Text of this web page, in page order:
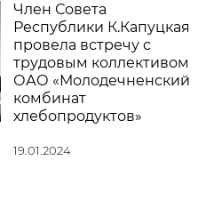
Член Совета
Республики К.Капуцкая
провела встречу с
трудовым коллективом
ОАО «Молодечненский
комбинат
хлебопродуктов»
19.01.2024